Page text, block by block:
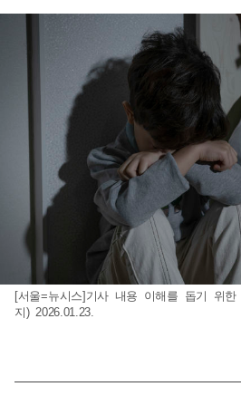
[서울=뉴시스]기사 내용 이해를 돕기 위
지) 2026.01.23.